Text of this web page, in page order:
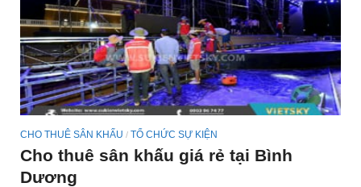
CHO THUÊ SÂN KHẤU / TỔ CHỨC SỰ KIỆN
Cho thuê sân khấu giá rẻ tại Bình
Dương